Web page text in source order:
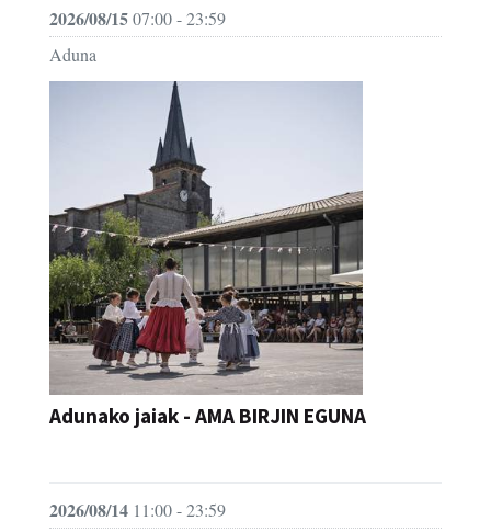
2026/08/1507:00 - 23:59
Aduna
Adunako jaiak - AMA BIRJIN EGUNA
2026/08/14 11:00 - 23:59